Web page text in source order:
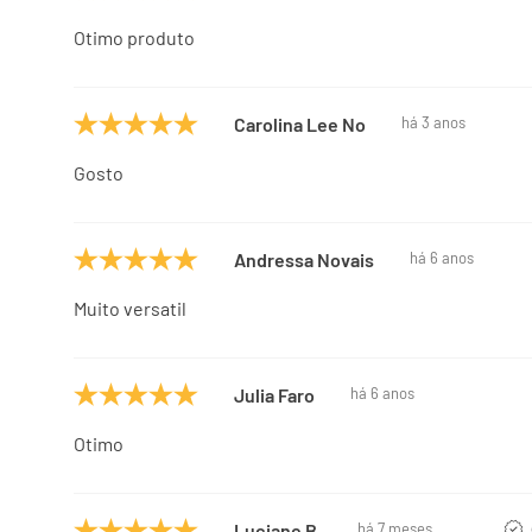
Otimo produto
Carolina Lee No há 3 anos
Gosto
Andressa Novais há 6 anos
Muito versatil
Julia Faro há 6 anos
Otimo